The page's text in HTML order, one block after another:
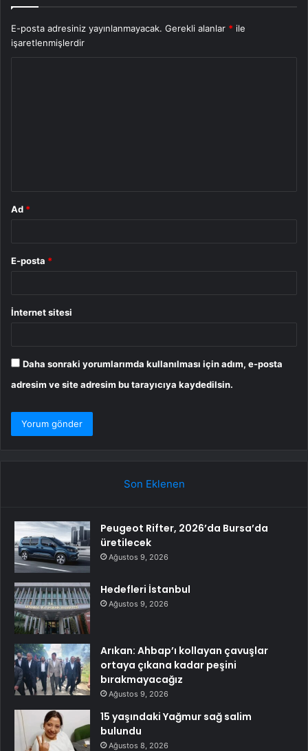
E-posta adresiniz yayınlanmayacak. Gerekli alanlar * ile
işaretlenmişlerdir
Ad *
E-posta *
İnternet sitesi
Daha sonraki yorumlarımda kullanılması için adım, e-posta
adresim ve site adresim bu tarayıcıya kaydedilsin.
Son Eklenen
Peugeot Rifter, 2026’da Bursa’da
üretilecek
Ağustos 9, 2026
Hedefleri İstanbul
Ağustos 9, 2026
Arıkan: Ahbap’ı kollayan çavuşlar
ortaya çıkana kadar peşini
bırakmayacağız
Ağustos 9, 2026
15 yaşındaki Yağmur sağ salim
bulundu
Ağustos 8, 2026